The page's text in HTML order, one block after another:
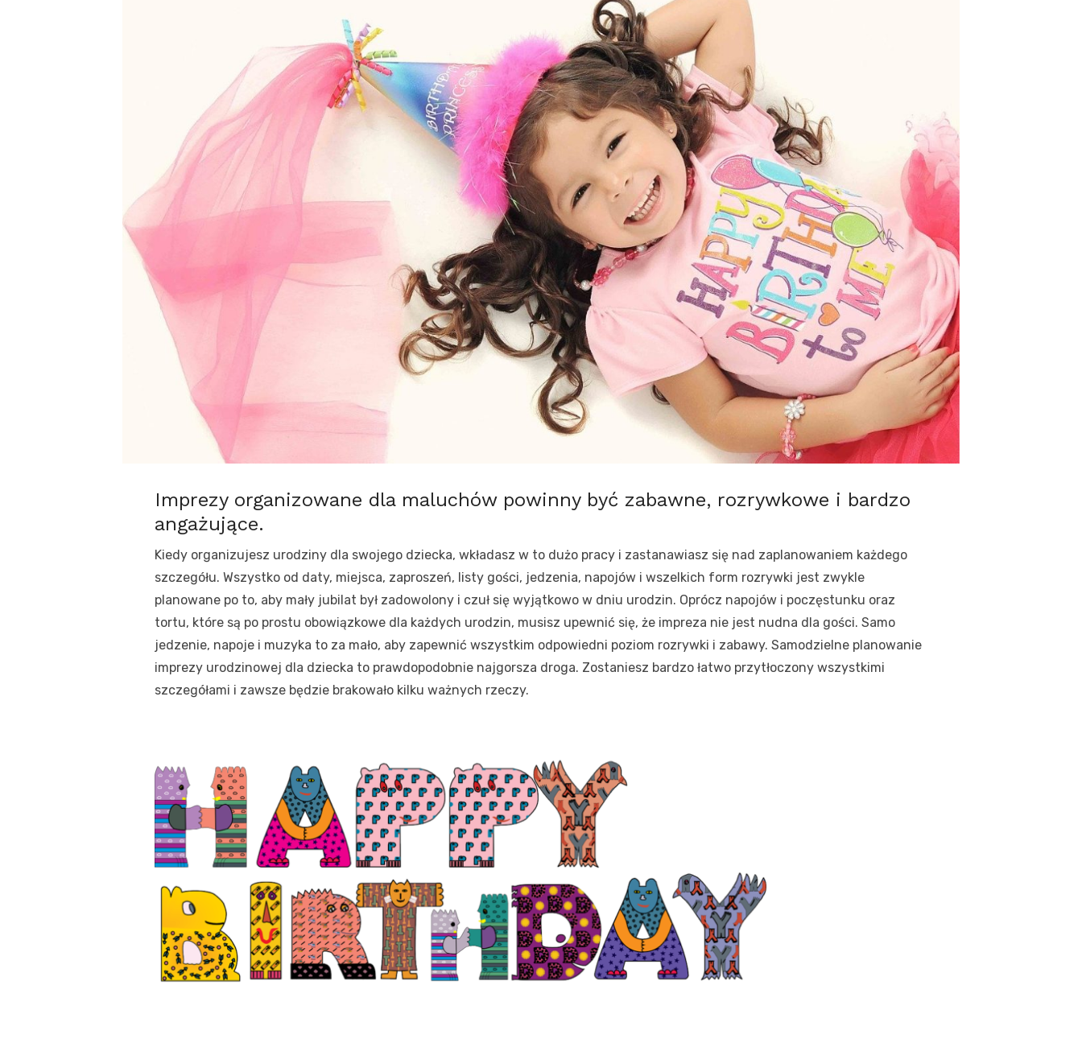
Imprezy organizowane dla maluchów powinny być zabawne, rozrywkowe i bardzo
angażujące.
Kiedy organizujesz urodziny dla swojego dziecka, wkładasz w to dużo pracy i zastanawiasz się nad zaplanowaniem każdego
szczegółu. Wszystko od daty, miejsca, zaproszeń, listy gości, jedzenia, napojów i wszelkich form rozrywki jest zwykle
planowane po to, aby mały jubilat był zadowolony i czuł się wyjątkowo w dniu urodzin. Oprócz napojów i poczęstunku oraz
tortu, które są po prostu obowiązkowe dla każdych urodzin, musisz upewnić się, że impreza nie jest nudna dla gości. Samo
jedzenie, napoje i muzyka to za mało, aby zapewnić wszystkim odpowiedni poziom rozrywki i zabawy. Samodzielne planowanie
imprezy urodzinowej dla dziecka to prawdopodobnie najgorsza droga. Zostaniesz bardzo łatwo przytłoczony wszystkimi
szczegółami i zawsze będzie brakowało kilku ważnych rzeczy.